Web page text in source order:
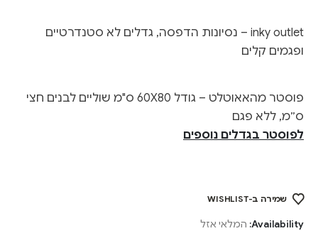
inky outlet – נסיונות הדפסה, גדלים לא סטנדרטיים
ופגמים קלים
פוסטר מהאאוטלט – גודל 60X80 ס"מ שוליים לבנים חצי
ס״מ, ללא פגם
לפוסטר בגדלים נוספים
שמירה ב-WISHLIST
Availability: המלאי אזל